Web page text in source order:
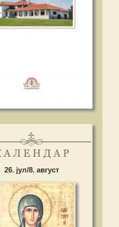
26. јул/8. август